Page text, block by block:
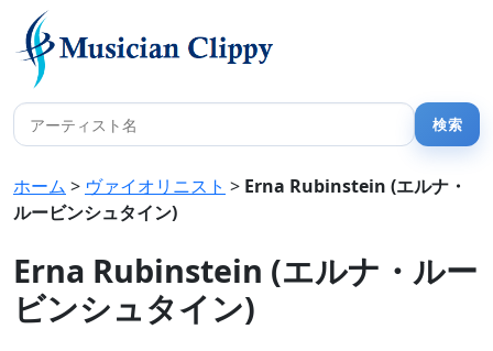
ホーム > ヴァイオリニスト > Erna Rubinstein (エルナ・
ルービンシュタイン)
Erna Rubinstein (エルナ・ルー
ビンシュタイン)